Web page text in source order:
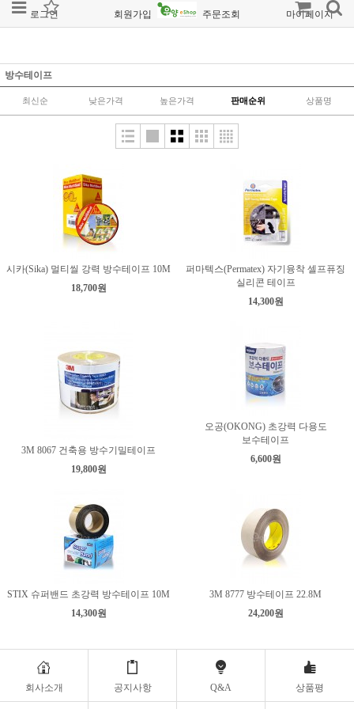
로그인 회원가입 주문조회 마이페이지
방수테이프
최신순 낮은가격 높은가격 판매순위 상품명
시카(Sika) 멀티씰 강력 방수테이프 10M
18,700원
퍼마텍스(Permatex) 자기융착 셀프퓨징
실리콘 테이프
14,300원
3M 8067 건축용 방수기밀테이프
19,800원
오공(OKONG) 초강력 다용도
보수테이프
6,600원
STIX 슈퍼밴드 초강력 방수테이프 10M
14,300원
3M 8777 방수테이프 22.8M
24,200원
회사소개 공지사항 Q&A 상품평